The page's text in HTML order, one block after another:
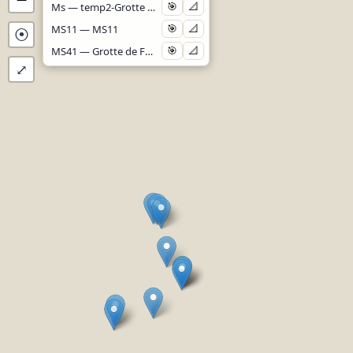
⦿
⤢
Ms — temp2-Grotte du Villaret
🎯 📐
MS11 — MS11 🎯 📐
MS41 — Grotte de Fontany
🎯 📐